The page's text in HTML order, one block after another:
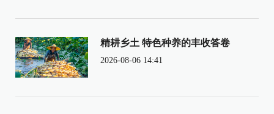
精耕乡土 特色种养的丰收答卷
2026-08-06 14:41